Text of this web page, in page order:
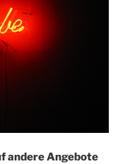
andere Angebote